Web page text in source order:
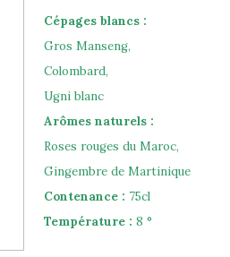
Cépages blancs :
Gros Manseng,
Colombard,
Ugni blanc
Arômes naturels :
Roses rouges du Maroc,
Gingembre de Martinique
Contenance : 75cl
Température : 8 °